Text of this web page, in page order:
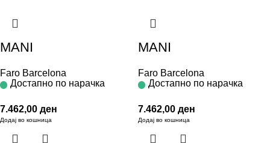
MANI
Faro Barcelona
Достапно по нарачка
7.462,00 ден
Додај во кошница
MANI
Faro Barcelona
Достапно по нарачка
7.462,00 ден
Додај во кошница